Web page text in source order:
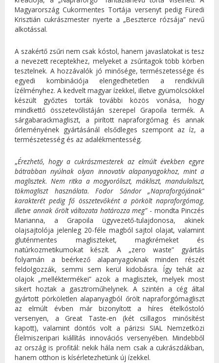
Magyarország Cukormentes Tortája versenyt pedig Füredi
Krisztián cukrászmester nyerte a „Beszterce rózsája” nevű
alkotással.
A szakértő zsűri nem csak kóstol, hanem javaslatokat is tesz
a nevezett receptekhez, melyeket a zsűritagok több körben
tesztelnek. A hozzávalók jó minősége, természetessége és
egyedi kombinációja elengedhetetlen a rendkívüli
ízélményhez. A kedvelt magyar ízekkel, illetve gyümölcsökkel
készült győztes torták további közös vonása, hogy
mindkettő összetevőlistáján szerepel Grapoila termék. A
sárgabarackmagliszt, a pirított napraforgómag és annak
őrleményének gyártásánál elsődleges szempont az íz, a
természetesség és az adalékmentesség.
„Érezhető, hogy a cukrászmesterek az elmúlt években egyre
bátrabban nyúlnak olyan innovatív alapanyagokhoz, mint a
maglisztek. Nem ritka a mogyoróliszt, mákliszt, mandulaliszt,
tökmagliszt használata. Fodor Sándor „Napraforgójának”
karakterét pedig fő összetevőként a pörkölt napraforgómag,
illetve annak őrölt változata határozza meg”- mondta Pinczés
Marianna, a Grapoila ügyvezető-tulajdonosa, akinek
olajsajtolója jelenleg 20-féle magból sajtol olajat, valamint
gluténmentes magliszteket, magkrémeket és
natúrkozmetikumokat készít. A „zero waste” gyártás
folyamán a beérkező alapanyagoknak minden részét
feldolgozzák, semmi sem kerül kidobásra. Így tehát az
olajok „melléktermékei” azok a maglisztek, melyek most
sikert hoztak a gasztroműhelynek. A szintén a cég által
gyártott pörköletlen alapanyagból őrölt napraforgómagliszt
az elmúlt évben már bizonyított a híres ételkóstoló
versenyen, a Great Taste-en (két csillagos minősítést
kapott), valamint döntős volt a párizsi SIAL Nemzetközi
Élelmiszeripari kiállítás innovációs versenyében. Mindebből
az ország is profitál: nekik hála nem csak a cukrászdákban,
hanem otthon is kísérletezhetünk új ízekkel.